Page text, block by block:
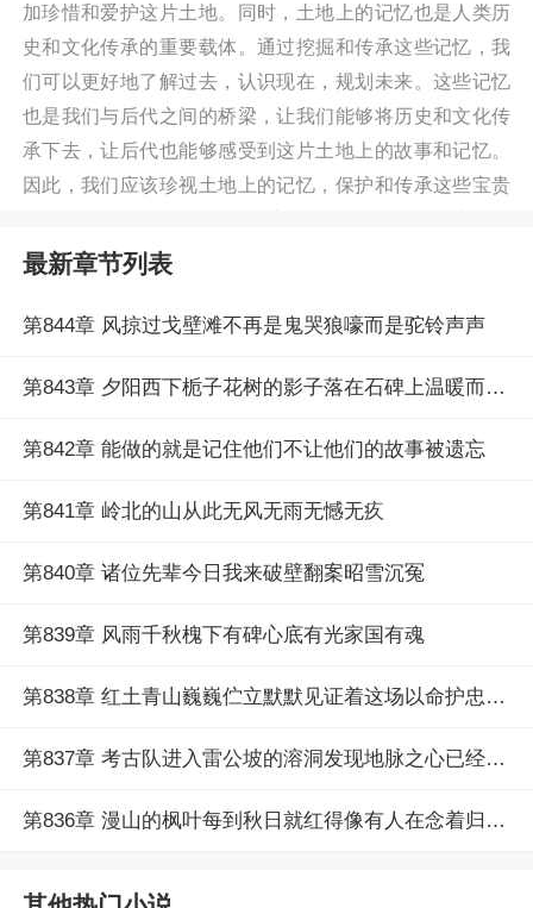
加珍惜和爱护这片土地。同时，土地上的记忆也是人类历
史和文化传承的重要载体。通过挖掘和传承这些记忆，我
们可以更好地了解过去，认识现在，规划未来。这些记忆
也是我们与后代之间的桥梁，让我们能够将历史和文化传
承下去，让后代也能够感受到这片土地上的故事和记忆。
因此，我们应该珍视土地上的记忆，保护和传承这些宝贵
忆，让它们在现代社会中发挥更加重要的作用，为我们的
忆最新章节请关注（燃文小说
最新章节列表
第844章 风掠过戈壁滩不再是鬼哭狼嚎而是驼铃声声
第843章 夕阳西下栀子花树的影子落在石碑上温暖而柔和
第842章 能做的就是记住他们不让他们的故事被遗忘
第841章 岭北的山从此无风无雨无憾无疚
第840章 诸位先辈今日我来破壁翻案昭雪沉冤
第839章 风雨千秋槐下有碑心底有光家国有魂
第838章 红土青山巍巍伫立默默见证着这场以命护忠魂的对峙
第837章 考古队进入雷公坡的溶洞发现地脉之心已经在爆炸中碎裂
第836章 漫山的枫叶每到秋日就红得像有人在念着归客的名字